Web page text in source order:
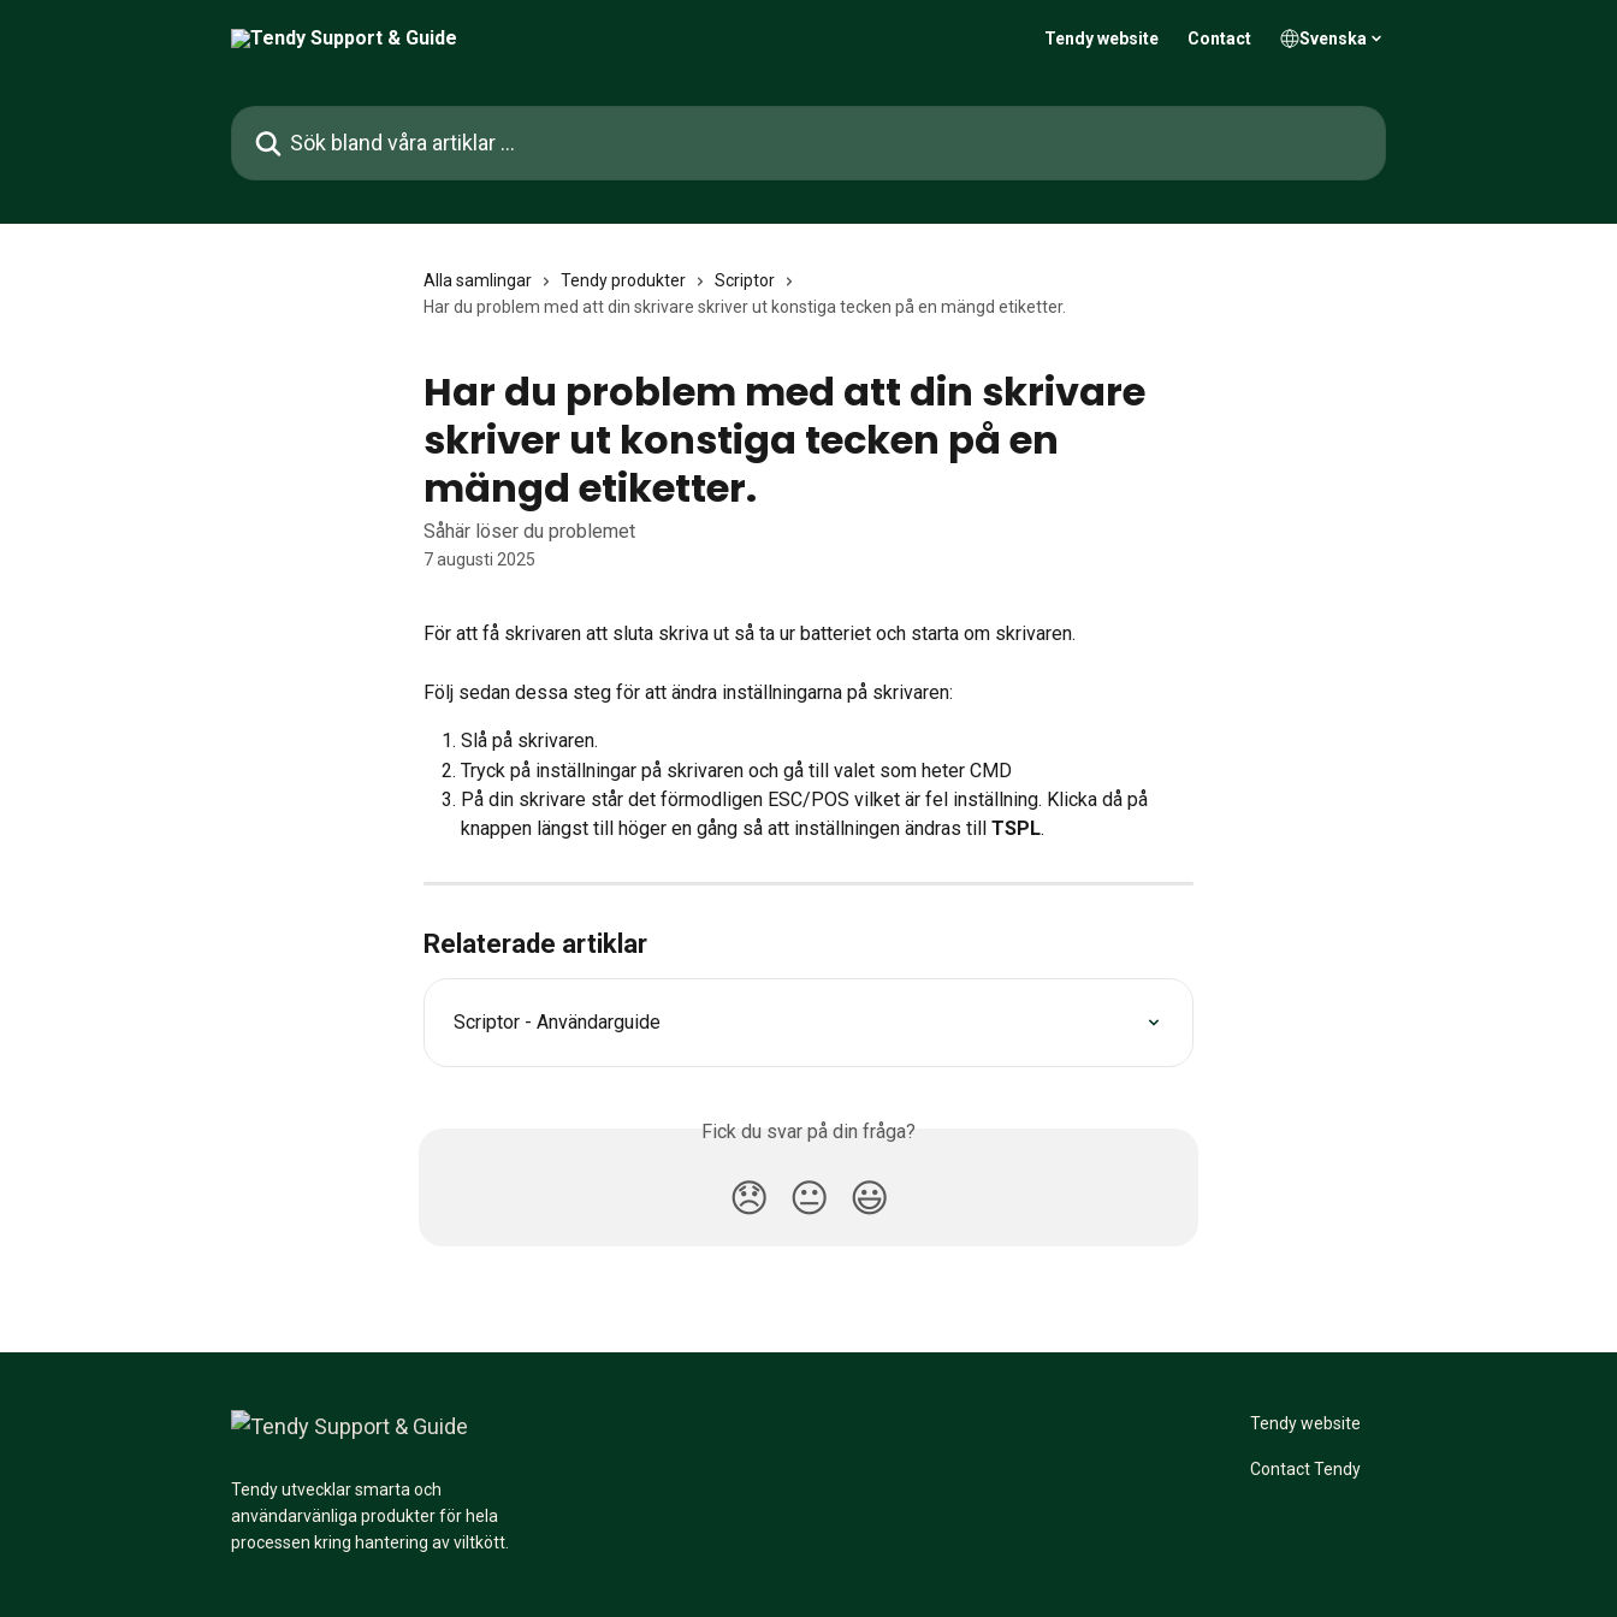
Tendy website Contact Svenska
Sök bland våra artiklar …
Alla samlingar Tendy produkter
Scriptor
Har du problem med att din skrivare skriver ut konstiga tecken på en mängd etiketter.
Har du problem med att din skrivare
skriver ut konstiga tecken på en
mängd etiketter.
Såhär löser du problemet
7 augusti 2025
För att få skrivaren att sluta skriva ut så ta ur batteriet och starta om skrivaren.
Följ sedan dessa steg för att ändra inställningarna på skrivaren:
Slå på skrivaren.
Tryck på inställningar på skrivaren och gå till valet som heter CMD
På din skrivare står det förmodligen ESC/POS vilket är fel inställning. Klicka då på
knappen längst till höger en gång så att inställningen ändras till TSPL.
Relaterade artiklar
Scriptor - Användarguide
Fick du svar på din fråga?
😞 😐 😃
Tendy utvecklar smarta och
användarvänliga produkter för hela
processen kring hantering av viltkött.
Tendy website
Contact Tendy